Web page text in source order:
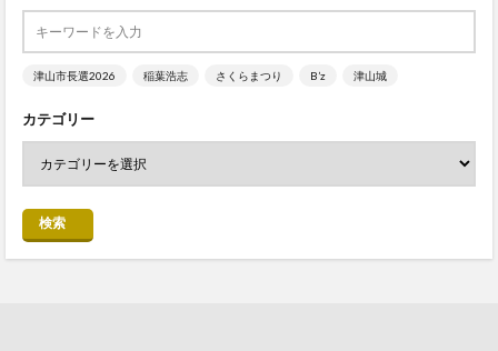
津山市長選2026 稲葉浩志 さくらまつり B’z 津山城
カテゴリー
検索